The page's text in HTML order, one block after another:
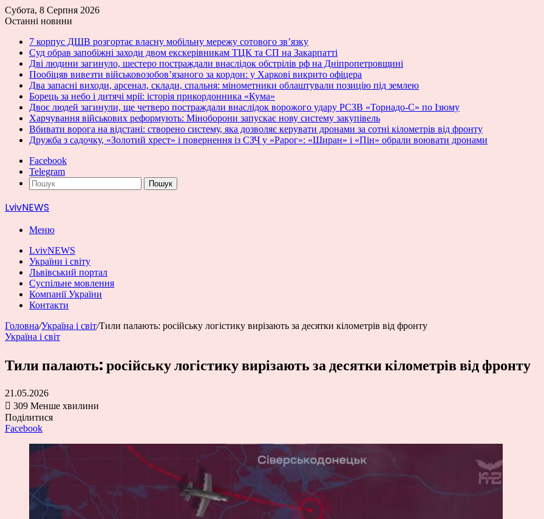
Субота, 8 Серпня 2026
Останні новини
7 корпус ДШВ розгортає власну мобільну мережу сотового зв’язку
Суд обрав запобіжні заходи двом екскерівникам ТЦК та СП на Закарпатті
Дві людини загинуло, шестеро постраждали внаслідок обстрілів рф на Дніпропетровщині
Пообіцяв вивезти військовозобов’язаного за кордон: у Харкові викрито офіцера
Два запасні виходи, арсенал, склади, спальня: мінометники облаштували позицію під землею
Борець за небо і дитячі мрії: історія прикордонника «Кума»
Двоє людей загинули, ще четверо постраждали внаслідок ворожого удару РСЗВ «Торнадо-С» по Ізюму
Харчування військових реформують: Міноборони запускає нову систему закупівель
Вбивати ворога на відстані: створено систему, яка дозволяє керувати дронами за сотні кілометрів від фронту
Дружба з садочку, «Золотий хрест» і повернення із СЗЧ у «Рарог»: «Ширан» і «Пін» обрали воювати дронами
Facebook
Telegram
Пошук
LvivNEWS
Меню
LvivNEWS
України і світу
Львівський портал
Суспільне мовлення
Компанії України
Контакти
Головна/Україна і світ/Тили палають: російську логістику вирізають за десятки кілометрів від фронту
Україна і світ
Тили палають: російську логістику вирізають за десятки кілометрів від фронту
21.05.2026
309 Менше хвилини
Поділитися
Facebook